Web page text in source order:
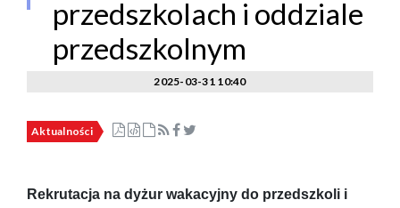
przedszkolach i oddziale
przedszkolnym
2025-03-31 10:40
Aktualności
Rekrutacja na dyżur wakacyjny do przedszkoli i